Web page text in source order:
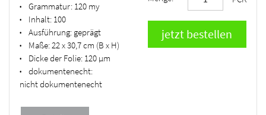
• Grammatur: 120 my
• Inhalt: 100
• Ausführung: geprägt
• Maße:22 x 30,7 cm (B x H)
• Dicke der Folie: 120 µm
•
dokumentenecht:
nicht dokumentenecht